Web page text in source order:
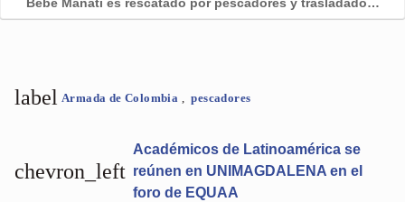
Bebé Manatí es rescatado por pescadores y trasladado…
label Armada de Colombia pescadores
chevron_left
Académicos de Latinoamérica se
reúnen en UNIMAGDALENA en el
foro de EQUAA